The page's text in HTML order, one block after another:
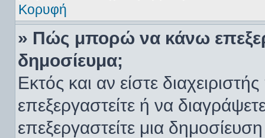
Κορυφή
» Πώς μπορώ να κάνω
δημοσίευμα;
Εκτός και αν είστε
επεξεργαστείτε ή να
επεξεργαστείτε μια